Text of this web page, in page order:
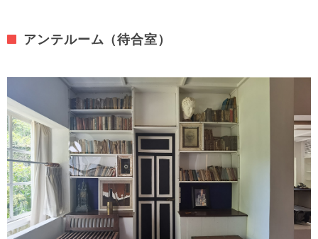
アンテルーム（待合室）